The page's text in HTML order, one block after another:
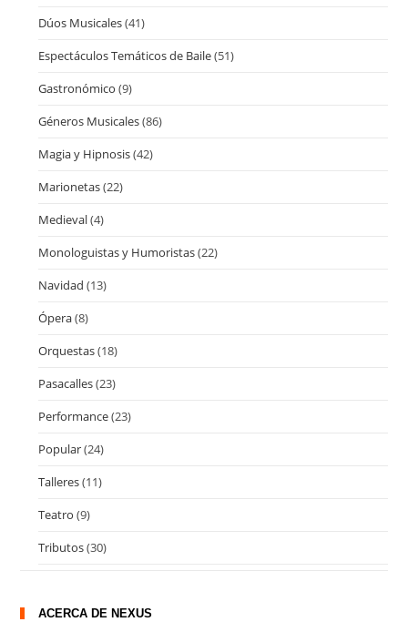
Dúos Musicales(41)
Espectáculos Temáticos de Baile(51)
Gastronómico (9)
Géneros Musicales(86)
Magia y Hipnosis(42)
Marionetas(22)
Medieval(4)
Monologuistas y Humoristas(22)
Navidad (13)
Ópera(8)
Orquestas(18)
Pasacalles(23)
Performance(23)
Popular(24)
Talleres(11)
Teatro (9)
Tributos(30)
ACERCA DE NEXUS